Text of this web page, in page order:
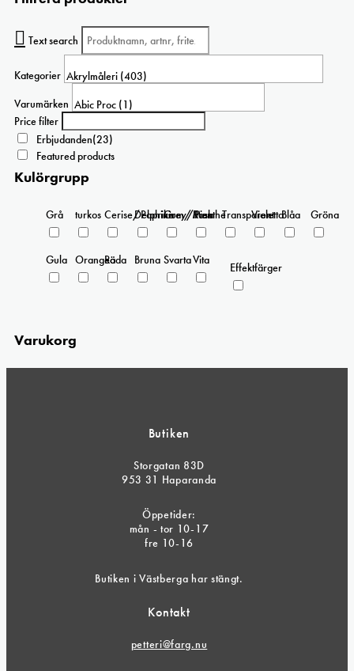
varianter.
De
alternativen
kan
väljas
på
produktsidan
Text search
Kategorier
Varumärken
Price filter
Erbjudanden(23)
Featured products
Kulörgrupp
Grå turkos Cerise/Paprika
Delphinium/Menthe
Grey/Pink
Rosa Transparent
ViolettaBlåa Gröna
Gula OrangeaRöda Bruna SvartaVita
Effektfärger
Varukorg
Butiken
Storgatan 83D
953 31 Haparanda
Öppetider:
mån - tor 10-17
fre 10-16
Butiken i Västberga har stängt.
Kontakt
petteri@farg.nu